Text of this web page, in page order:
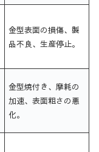
金型表面の損傷、製
品不良、生産停止。
金型焼付き、摩耗の
加速、表面粗さの悪
化。